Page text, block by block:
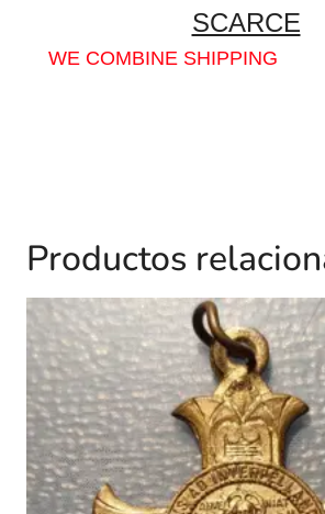
SCARCE
WE COMBINE SHIPPING
Productos